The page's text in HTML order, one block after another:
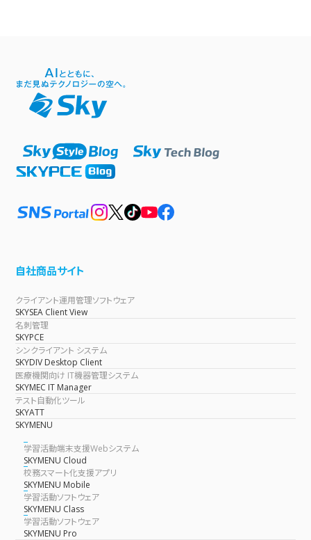
自社商品サイト
クライアント運用管理ソフトウェア
SKYSEA Client View
名刺管理
SKYPCE
シンクライアント システム
SKYDIV Desktop Client
医療機関向け IT機器管理システム
SKYMEC IT Manager
テスト自動化ツール
SKYATT
SKYMENU
学習活動端末支援Webシステム
SKYMENU Cloud
校務スマート化支援アプリ
SKYMENU Mobile
学習活動ソフトウェア
SKYMENU Class
学習活動ソフトウェア
SKYMENU Pro